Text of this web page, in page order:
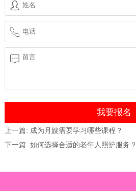
上一篇: 成为月嫂需要学习哪些课程？
下一篇: 如何选择合适的老年人照护服务？